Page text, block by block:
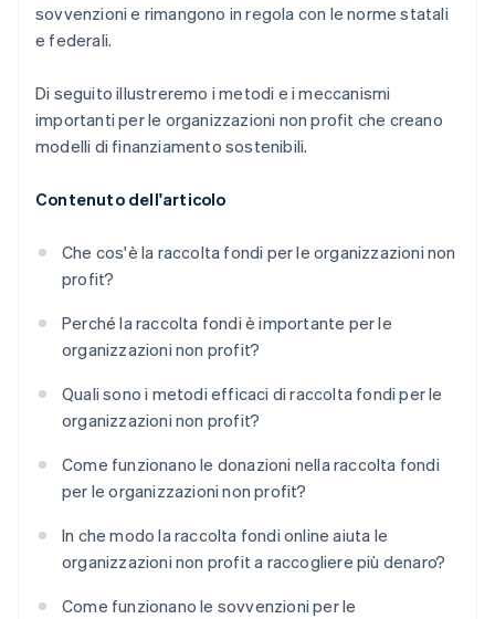
sovvenzioni e rimangono in regola con le norme statali
e federali.
Di seguito illustreremo i metodi e i meccanismi
importanti per le organizzazioni non profit che creano
modelli di finanziamento sostenibili.
Contenuto dell'articolo
Che cos'è la raccolta fondi per le organizzazioni non
profit?
Perché la raccolta fondi è importante per le
organizzazioni non profit?
Quali sono i metodi efficaci di raccolta fondi per le
organizzazioni non profit?
Come funzionano le donazioni nella raccolta fondi
per le organizzazioni non profit?
In che modo la raccolta fondi online aiuta le
organizzazioni non profit a raccogliere più denaro?
Come funzionano le sovvenzioni per le